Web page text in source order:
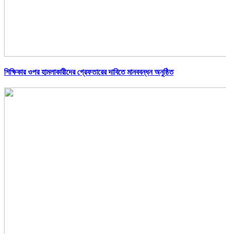
শিক্ষিকার ওপর হামলাকারীদের গ্রেফতারের দাবিতে মানববন্ধন অনুষ্ঠিত